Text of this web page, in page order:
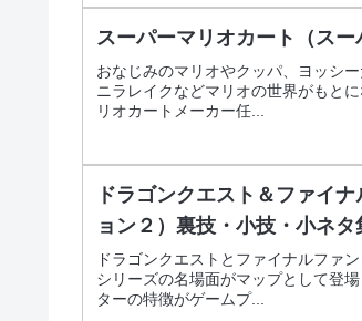
スーパーマリオカート（ス
おなじみのマリオやクッパ、ヨッシ
ニラレイクなどマリオの世界がもと
リオカートメーカー任...
ドラゴンクエスト＆ファイ
ョン２）裏技・小技・小ネ
ドラゴンクエストとファイナルファ
シリーズの名場面がマップとして登
ターの特徴がゲームプ...